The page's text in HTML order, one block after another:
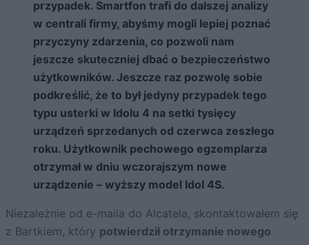
przypadek. Smartfon trafi do dalszej analizy
w centrali firmy, abyśmy mogli lepiej poznać
przyczyny zdarzenia, co pozwoli nam
jeszcze skuteczniej dbać o bezpieczeństwo
użytkowników. Jeszcze raz pozwolę sobie
podkreślić, że to był jedyny przypadek tego
typu usterki w Idolu 4 na setki tysięcy
urządzeń sprzedanych od czerwca zeszłego
roku. Użytkownik pechowego egzemplarza
otrzymał w dniu wczorajszym nowe
urządzenie – wyższy model Idol 4S.
Niezależnie od e-maila do Alcatela, skontaktowałem się
z Bartkiem, który potwierdził otrzymanie nowego